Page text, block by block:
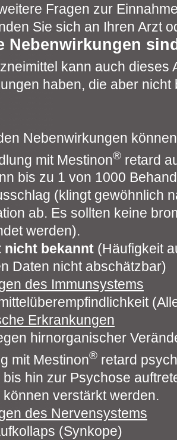
Fragen zur
Sie sich an Ihren Arzt
Nebenwirkungen
kann auch dieses
haben, die aber nicht
Nebenwirkungen
mit Mestinon® retard
bis zu 1 von 1000
(klingt gewöhnlich
ab. Es sollten keine
werden).
nicht bekannt (Häufigkeit
Daten nicht abschätzbar)
des Immunsystems
Erkrankungen
hirnorganischer
mit Mestinon® retard
bis hin zur Psychose
können verstärkt werden.
des Nervensystems
(Synkope)